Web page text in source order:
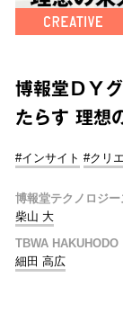
博報堂ＤＹ
たらす 理想
#インサイト #クリ
博報堂テクノロジー
柴山 大
TBWA HAKUHODO
細田 高広